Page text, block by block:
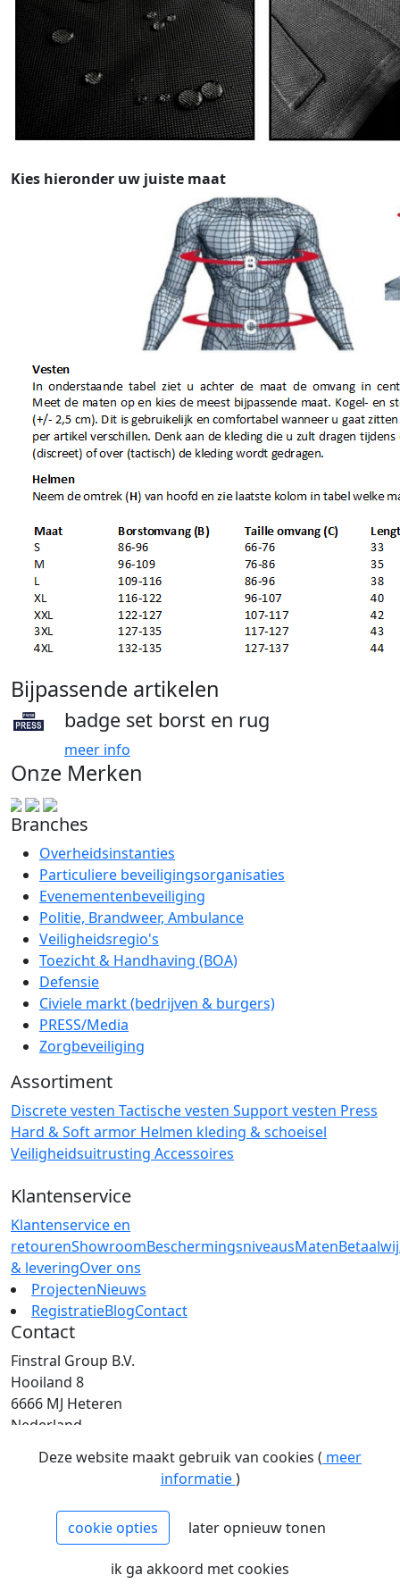
Kies hieronder uw juiste maat
Bijpassende artikelen
badge set borst en rug
meer info
Onze Merken
Branches
Overheidsinstanties
Particuliere beveiligingsorganisaties
Evenementenbeveiliging
Politie, Brandweer, Ambulance
Veiligheidsregio's
Toezicht & Handhaving (BOA)
Defensie
Civiele markt (bedrijven & burgers)
PRESS/Media
Zorgbeveiliging
Assortiment
Discrete vesten Tactische vesten Support vesten Press
Hard & Soft armor Helmen kleding & schoeisel
Veiligheidsuitrusting Accessoires
Klantenservice
Klantenservice en
retourenShowroomBeschermingsniveausMaten
& leveringOver ons
ProjectenNieuws
RegistratieBlogContact
Contact
Finstral Group B.V.
Hooiland 8
6666 MJ Heteren
Nederland
E: info@finstral.nl
BTW: NL813263025B01
EORI: NL813263025
NCAGE: H2NM0
Deze website maakt gebruik van cookies ( meer
informatie)
cookie opties later opnieuw tonen
ik ga akkoord met cookies